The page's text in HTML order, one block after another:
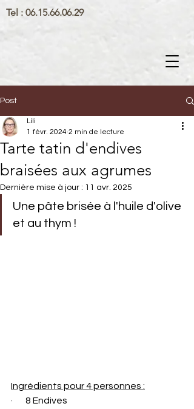
Tel : 06.15.66.06.29
Post
Tarte tatin d'endives
braisées aux agrumes
Lili
1 févr. 2024 2 min de lecture
Dernière mise à jour : 11 avr. 2025
Une pâte brisée à l'huile d'olive
et au thym !
Ingrédients pour 4 personnes :
·       8 Endives